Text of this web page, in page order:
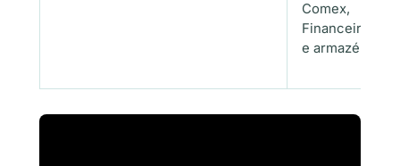
Comex,
Financeiro
e armazém